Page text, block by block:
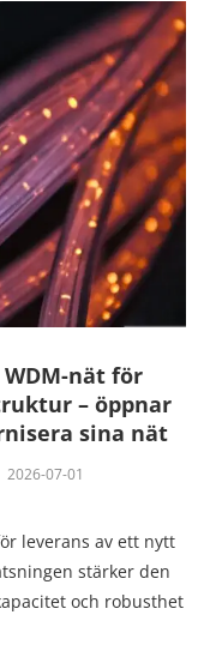
nät för
– öppnar
sina nät
2026-07-01
leverans av ett nytt
stärker den
och robusthet